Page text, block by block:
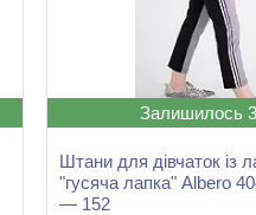
Залишилось
Штани для дівчаток із
"гусяча лапка" Albero
— 152